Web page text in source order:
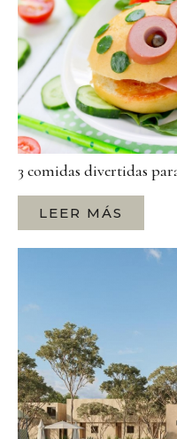
3 comidas divertidas
LEER MÁS